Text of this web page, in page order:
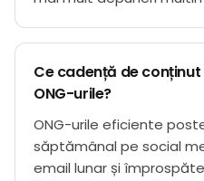
Ce cadență de
ONG-urile?
ONG-urile eficiente
săptămânal pe social
email lunar și